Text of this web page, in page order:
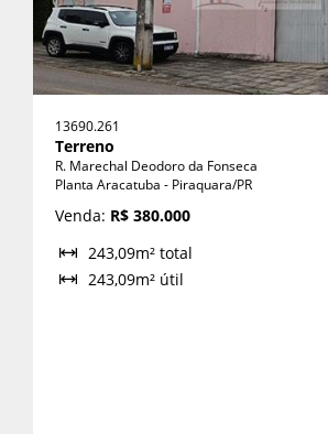
13690.261
Terreno
R. Marechal Deodoro da Fonseca
Planta Aracatuba - Piraquara/PR
Venda: R$ 380.000
243,09m² total
243,09m² útil